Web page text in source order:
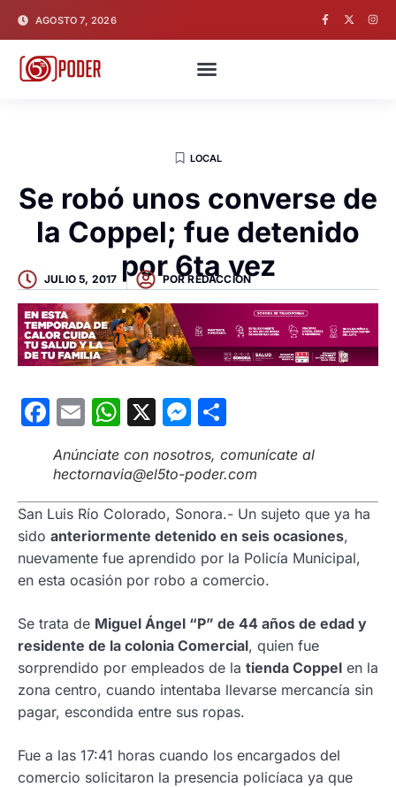
AGOSTO 7, 2026
LOCAL
Se robó unos converse de
la Coppel; fue detenido
por 6ta vez
JULIO 5, 2017 PORREDACCION
Facebook
EmailWhatsApp
X Messenger
Anúnciate con nosotros, comunícate al
hectornavia@el5to-poder.com
San Luis Río Colorado, Sonora.- Un sujeto que ya ha
sido anteriormente detenido en seis ocasiones,
nuevamente fue aprendido por la Policía Municipal,
en esta ocasión por robo a comercio.
Se trata de Miguel Ángel “P” de 44 años de edad y
residente de la colonia Comercial, quien fue
sorprendido por empleados de la tienda Coppel en la
zona centro, cuando intentaba llevarse mercancía sin
pagar, escondida entre sus ropas.
Fue a las 17:41 horas cuando los encargados del
comercio solicitaron la presencia policíaca ya que